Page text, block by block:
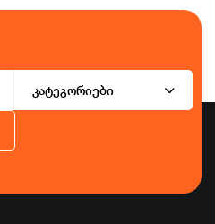
კატეგორიები